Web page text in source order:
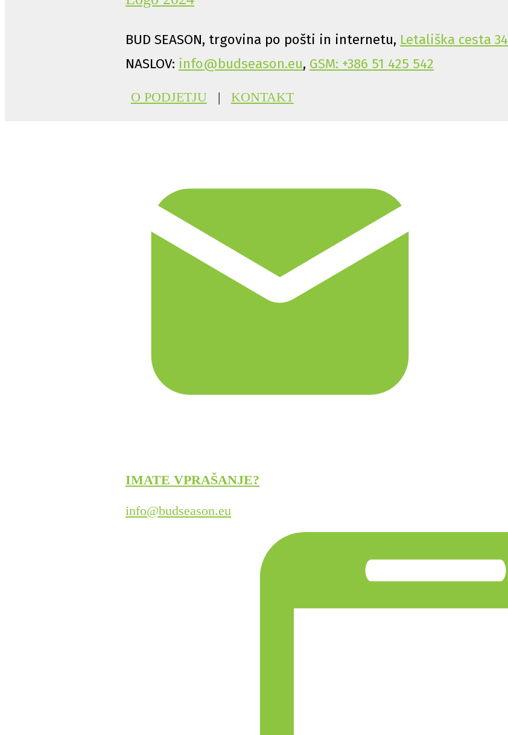
BUD SEASON, trgovina po pošti in internetu, Letališka cesta 34
NASLOV: info@budseason.eu, GSM: +386 51 425 542
O PODJETJU| KONTAKT
IMATE VPRAŠANJE?
info@budseason.eu